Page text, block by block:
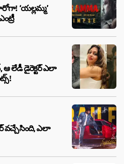
‘యల్లమ్మ’
ఆ లేడీ డైరెక్టర్ ఎలా
వచ్చేసింది, ఎలా